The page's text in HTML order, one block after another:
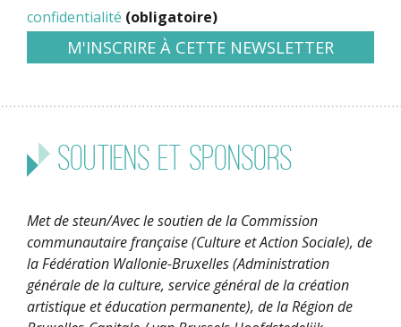
confidentialité (obligatoire)
Soutiens et sponsors
Met de steun/Avec le soutien de la Commission
communautaire française (Culture et Action Sociale), de
la Fédération Wallonie-Bruxelles (Administration
générale de la culture, service général de la création
artistique et éducation permanente), de la Région de